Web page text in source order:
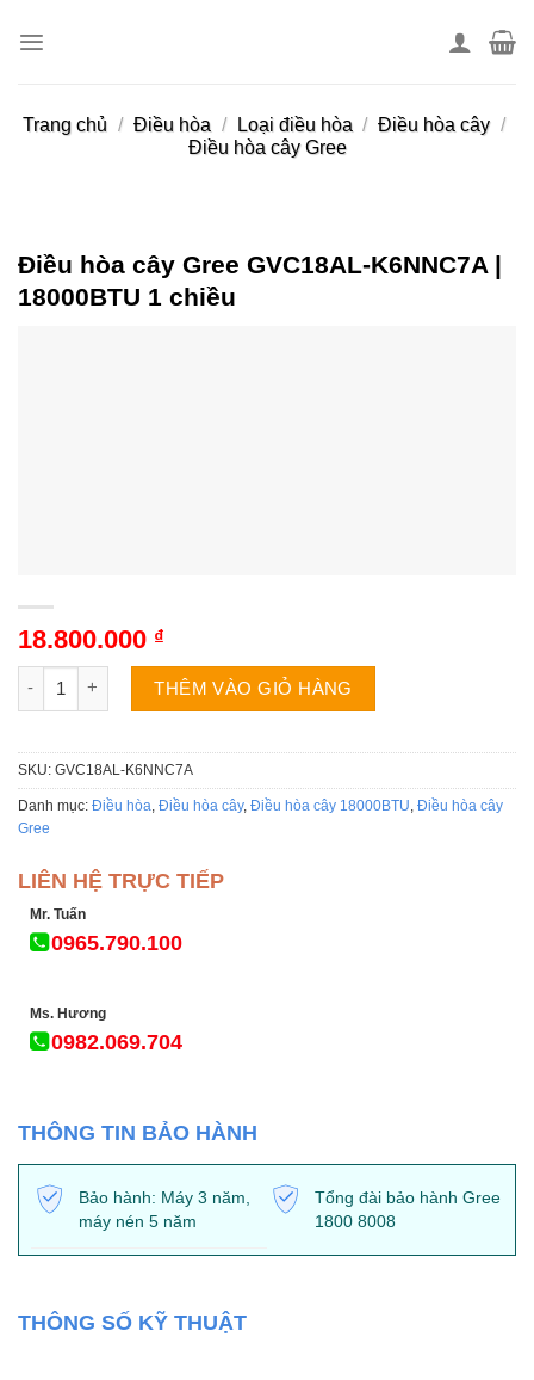
Trang chủ / Điều hòa / Loại điều hòa / Điều hòa cây /
Điều hòa cây Gree
Điều hòa cây Gree GVC18AL-K6NNC7A |
18000BTU 1 chiều
18.800.000 ₫
Điều hòa cây Gree GVC18AL-K6NNC7A | 18000BTU 1 chiều số
THÊM VÀO GIỎ HÀNG
SKU: GVC18AL-K6NNC7A
Danh mục: Điều hòa, Điều hòa cây, Điều hòa cây 18000BTU, Điều hòa cây
Gree
LIÊN HỆ TRỰC TIẾP
Mr. Tuấn
0965.790.100
Ms. Hương
0982.069.704
THÔNG TIN BẢO HÀNH
Bảo hành: Máy 3 năm,
máy nén 5 năm
Tổng đài bảo hành Gree
1800 8008
THÔNG SỐ KỸ THUẬT